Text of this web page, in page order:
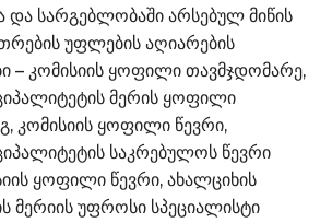
სარგებლობაში არსებულ მიწის
უფლების აღიარების
– კომისიის ყოფილი თავმჯდომარე,
მერის ყოფილი
კომისიის ყოფილი წევრი,
საკრებულოს წევრი
ყოფილი წევრი, ახალციხის
მერიის უფროსი სპეციალისტი